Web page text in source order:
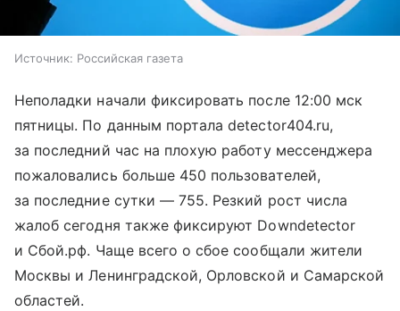
Источник: Российская газета
Неполадки начали фиксировать после 12:00 мск
пятницы. По данным портала detector404.ru,
за последний час на плохую работу мессенджера
пожаловались больше 450 пользователей,
за последние сутки — 755. Резкий рост числа
жалоб сегодня также фиксируют Downdetector
и Сбой.рф. Чаще всего о сбое сообщали жители
Москвы и Ленинградской, Орловской и Самарской
областей.